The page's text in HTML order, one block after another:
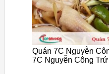
Quán 7C Nguyễn
7C Nguyễn Công Trứ